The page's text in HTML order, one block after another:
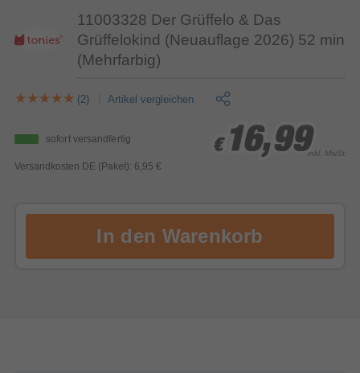
11003328 Der Grüffelo & Das
Grüffelokind (Neuauflage 2026) 52 min
(Mehrfarbig)
(2) Artikel vergleichen
sofort versandfertig
Versandkosten DE (Paket): 6,95 €
€ 16,99
€ 16,99
€ 16,99inkl. MwSt.